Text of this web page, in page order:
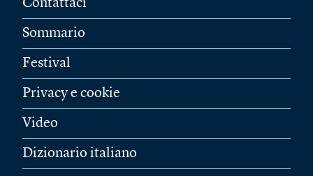
Contattaci
Sommario
Festival
Privacy e cookie
Video
Dizionario italiano